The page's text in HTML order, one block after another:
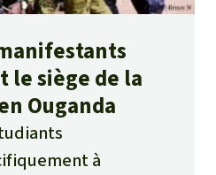
le siège de la
Ouganda
à